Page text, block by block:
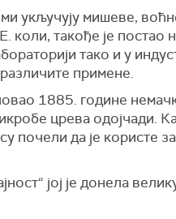
укључују мишеве,
коли, такође је
тако и у
примене.
1885. године
црева одојчади.
почели да је користе
јој је донела